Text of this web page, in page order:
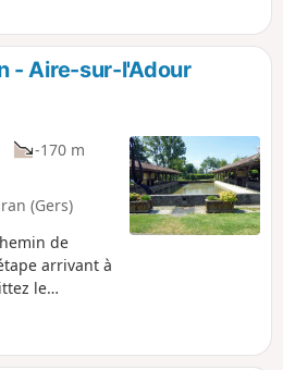
Ce
chemins
profiter des
fonction de
très belles
- Aire-sur-l'Adour
-170 m
(Gers)
de
arrivant à
le
chemins